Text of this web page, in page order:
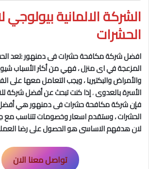
الشركة الالمانية بيولوجي
الحشرات
افضل شركة مكافحة حشرات فى دمنهور:تعد
المزعجة في اى منزل ، فهي من أكثر الأسباب
والأمراض والبكتيريا ، ويجب التعامل معها على
الأسرة بالعدوى،إذا كنت تبحث عن أفضل شركة
فإن شركة مكافحة حشرات فى دمنهورهي
الحشرات ، وستقدم اسعار وخصومات تتناسب مع
لان هدفهم الاساسى هو الحصول على رضا
تواصل معنا الان